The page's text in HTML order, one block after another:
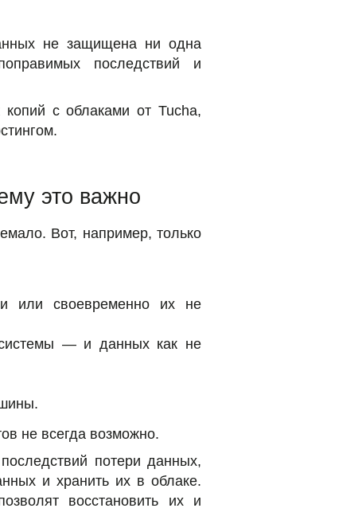
не защищена ни одна
последствий и
копий с облаками от Tucha,
это важно
Вот, например, только
или своевременно их не
системы — и данных как не
не всегда возможно.
потери данных,
и хранить их в облаке.
восстановить их и